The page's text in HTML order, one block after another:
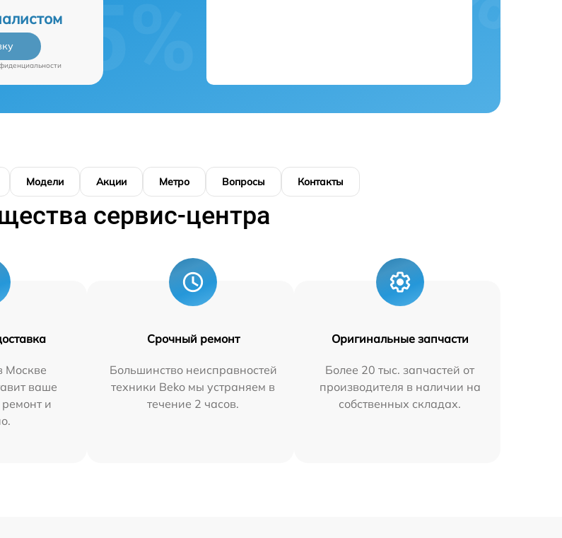
Модели Акции Метро Вопросы Контакты
сервис-центра
Москве
ваше
ремонт и
Срочный ремонт
Большинство неисправностей
техники Beko мы устраняем в
течение 2 часов.
Оригинальные запчасти
Более 20 тыс. запчастей от
производителя в наличии на
собственных складах.